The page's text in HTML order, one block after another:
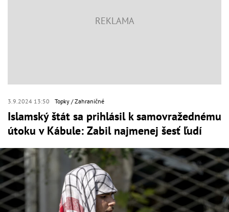
3.9.2024 13:50 Topky Zahraničné
Islamský štát sa prihlásil k samovražednému
útoku v Kábule: Zabil najmenej šesť ľudí